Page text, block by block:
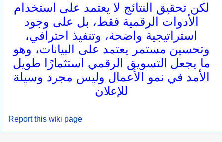
لكن تحقيق النتائج لا يعتمد على استخدام
الأدوات الرقمية فقط، بل على وجود
استراتيجية واضحة، وتنفيذ احترافي،
وتحسين مستمر يعتمد على البيانات، وهو
ما يجعل التسويق الرقمي استثمارًا طويل
الأمد في نمو الأعمال وليس مجرد وسيلة
للإعلان
Report this wiki page